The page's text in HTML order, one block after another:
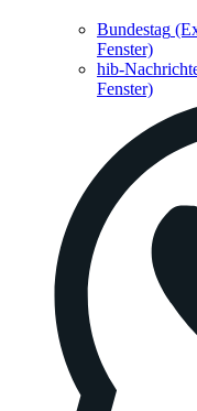
Bundestag
Fenster)
hib-
Fenster)